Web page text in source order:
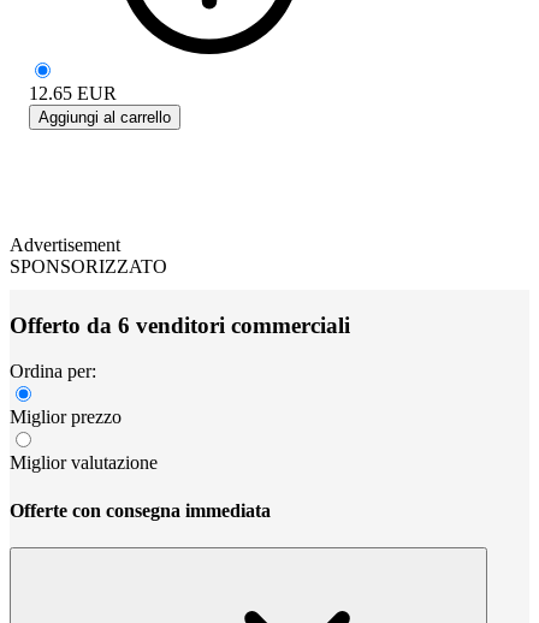
12.65 EUR
Aggiungi al carrello
Advertisement
SPONSORIZZATO
Offerto da 6 venditori commerciali
Ordina per:
Miglior prezzo
Miglior valutazione
Offerte con consegna immediata